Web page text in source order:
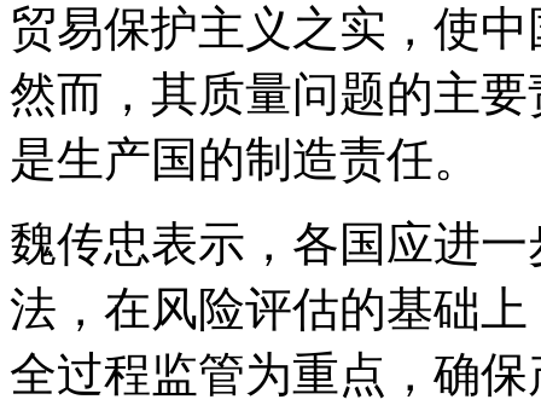
贸易保护主义之实，使
然而，其质量问题的主
是生产国的制造责任。
魏传忠表示，各国应进
法，在风险评估的基础
全过程监管为重点，确